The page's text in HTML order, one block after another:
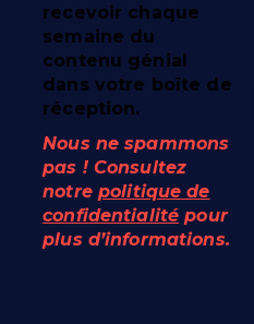
recevoir chaque
semaine du
contenu génial
dans votre boîte de
réception.
Nous ne spammons
pas ! Consultez
notre politique de
confidentialité pour
plus d’informations.